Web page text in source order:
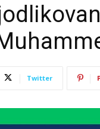
Twitter